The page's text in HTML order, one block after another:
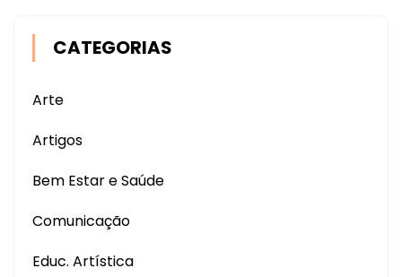
CATEGORIAS
Arte
Artigos
Bem Estar e Saúde
Comunicação
Educ. Artística